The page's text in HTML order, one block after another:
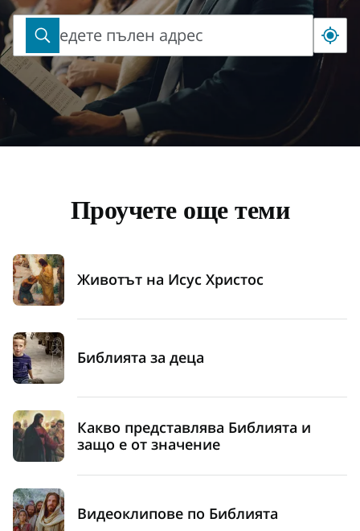
Въведете пълен адрес
Въведете
пълен
адрес
Проучете още теми
Животът на Исус Христос
Библията за деца
Какво представлява Библията и
защо е от значение
Видеоклипове по Библията